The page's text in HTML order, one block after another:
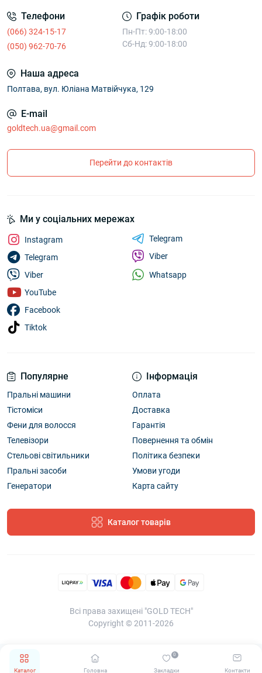
Каталог Головна Закладки
0
Контакти
Телефони
(066) 324-15-17
(050) 962-70-76
Графік роботи
Пн-Пт: 9:00-18:00
Сб-Нд: 9:00-18:00
Наша адреса
Полтава, вул. Юліана Матвійчука, 129
E-mail
goldtech.ua@gmail.com
Перейти до контактів
Популярне
Пральні машини
Тістоміси
Фени для волосся
Телевізори
Стельові світильники
Пральні засоби
Генератори
Інформація
Оплата
Доставка
Гарантія
Повернення та обмін
Політика безпеки
Умови угоди
Карта сайту
Каталог товарів
Ми у соціальних мережах
Instagram
Telegram
Viber
YouTube
Facebook
Tiktok
Telegram
Viber
Whatsapp
Всі права захищені "GOLD TECH"
Copyright © 2011-2026